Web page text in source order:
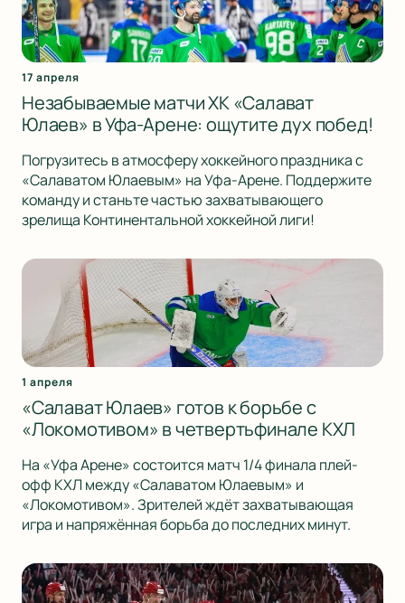
17 апреля
Незабываемые матчи ХК «Салават
Юлаев» в Уфа-Арене: ощутите дух побед!
Погрузитесь в атмосферу хоккейного праздника с
«Салаватом Юлаевым» на Уфа-Арене. Поддержите
команду и станьте частью захватывающего
зрелища Континентальной хоккейной лиги!
1 апреля
«Салават Юлаев» готов к борьбе с
«Локомотивом» в четвертьфинале КХЛ
На «Уфа Арене» состоится матч 1/4 финала плей-
офф КХЛ между «Салаватом Юлаевым» и
«Локомотивом». Зрителей ждёт захватывающая
игра и напряжённая борьба до последних минут.